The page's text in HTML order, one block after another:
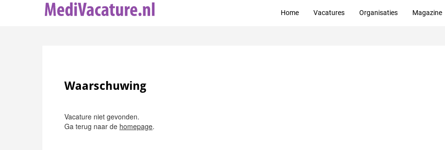
Home Vacatures Organisaties Magazine
Waarschuwing
Vacature niet gevonden.
Ga terug naar de homepage.